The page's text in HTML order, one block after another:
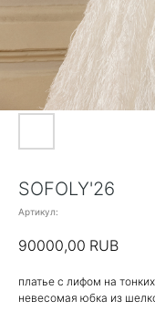
SOFOLY'26
Артикул:
90000,00 RUB
платье с лифом на
невесомая юбка из